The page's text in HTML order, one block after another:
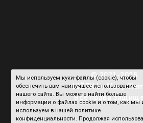
© 2021-2025
ШЁЛК by Mary
Все права
Мы используем куки-файлы (cookie), чтобы
обеспечить вам наилучшее использование
нашего сайта. Вы можете найти больше
информации о файлах cookie и о том, как мы
используем в нашей политике
конфиденциальности. Продолжая